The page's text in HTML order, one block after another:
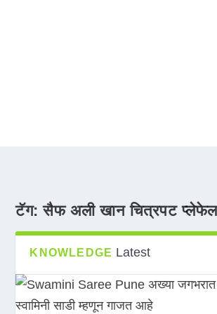
टॅग:सैफ अली खान चित्रपट
KNOWLEDGE Latest